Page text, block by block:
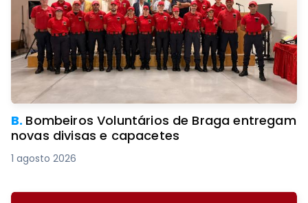
B. Bombeiros Voluntários de Braga entregam
novas divisas e capacetes
1 agosto 2026